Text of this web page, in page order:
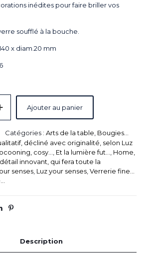
inédites pour faire briller vos
soufflé à la bouche.
x diam.20 mm
Ajouter au panier
Catégories : Arts de la table Bougies...
décliné avec originalité, selon Luz
cosy... Et la lumière fut...
Home,
innovant, qui fera toute la
senses Luz your senses Verrerie fine...
Description